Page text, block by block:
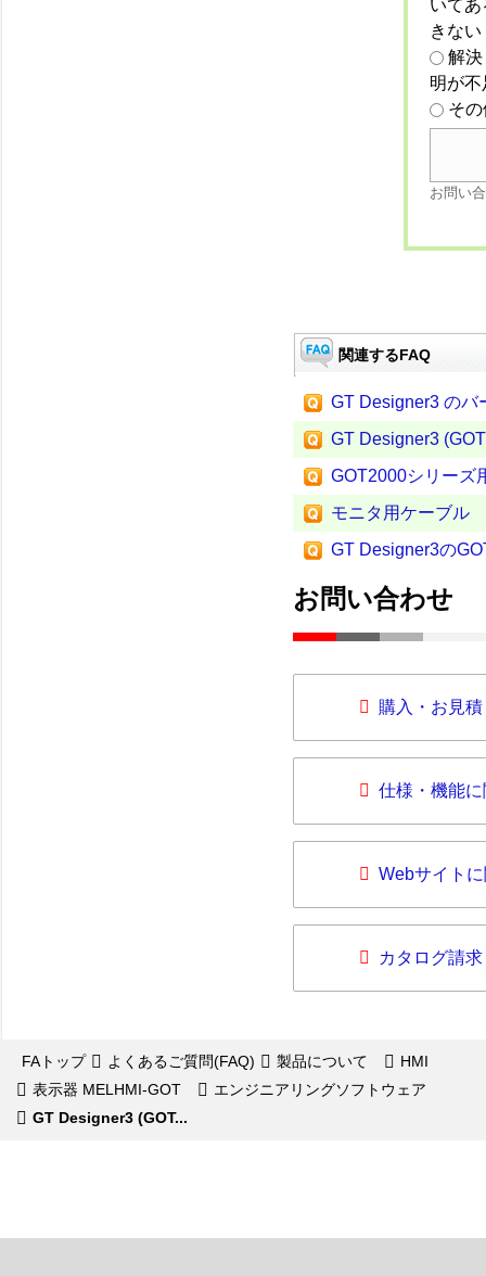
いて
きない
解
明が
そ
お問い
関連するFAQ
GT Designer3 のバ
GT Designer3
GOT2000シリーズ
モニタ用ケーブル
GT Designer3の
お問い合わせ
購入・お見
仕様・機能
Webサイト
カタログ請求
FAトップ よくあるご質問(FAQ) 製品について
HMI
表示器 MELHMI-GOT
エンジニアリングソフトウェア
GT Designer3 (GOT...